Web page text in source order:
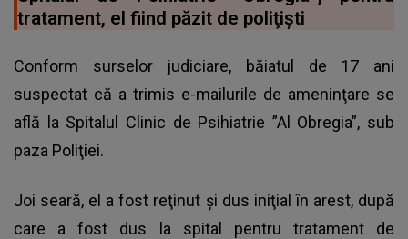
tratament, el fiind păzit de poliţişti
Conform surselor judiciare, băiatul de 17 ani
suspectat că a trimis e-mailurile de ameninţare se
află la Spitalul Clinic de Psihiatrie ”Al Obregia”, sub
paza Poliţiei.
Joi seară, el a fost reţinut şi dus iniţial în arest, după
care a fost dus la spital pentru tratament de